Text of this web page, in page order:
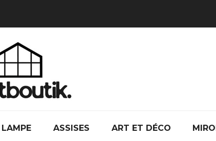
LAMPE ASSISES ART ET DÉCO